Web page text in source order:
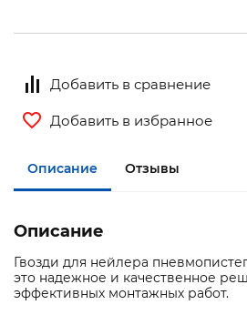
Добавить в сравнение
Добавить в избранное
Описание Отзывы
Описание
Гвозди для нейлера
это надежное и качественное
эффективных монтажных работ.